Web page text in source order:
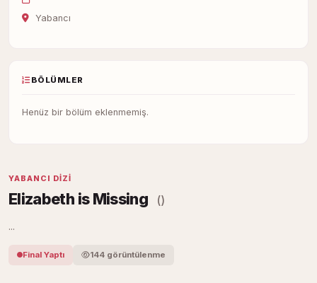
Yabancı
BÖLÜMLER
Henüz bir bölüm eklenmemiş.
YABANCI DIZI
Elizabeth is Missing ()
...
Final Yaptı 144 görüntülenme